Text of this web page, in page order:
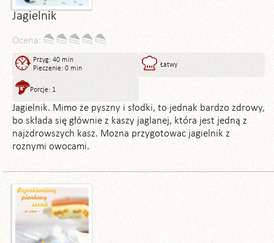
Jagielnik
Ocena:
Przyg: 40 min
Pieczenie: 0 min
Łatwy
Porcje: 1
Jagielnik. Mimo że pyszny i słodki, to jednak bardzo zdrowy,
bo składa się głównie z kaszy jaglanej, która jest jedną z
najzdrowszych kasz. Mozna przygotowac jagielnik z
roznymi owocami.